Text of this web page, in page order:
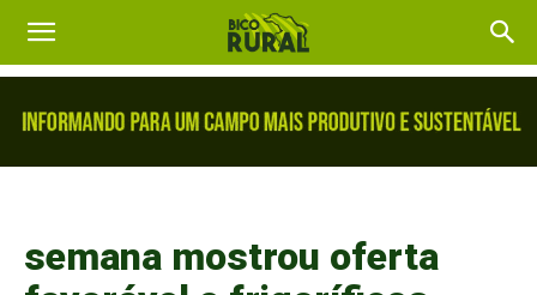
semana mostrou oferta